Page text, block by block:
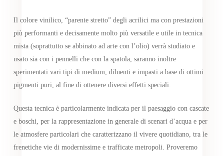
Il colore vinilico, “parente stretto” degli acrilici ma con prestazioni
più performanti e decisamente molto più versatile e utile in tecnica
mista (soprattutto se abbinato ad arte con l’olio) verrà studiato e
usato sia con i pennelli che con la spatola, saranno inoltre
sperimentati vari tipi di medium, diluenti e impasti a base di ottimi
pigmenti puri, al fine di ottenere diversi effetti speciali.
Questa tecnica è particolarmente indicata per il paesaggio con cascate
e boschi, per la rappresentazione in generale di scenari d’acqua e per
le atmosfere particolari che caratterizzano il vivere quotidiano, tra le
frenetiche vie di modernissime e trafficate metropoli. Proveremo